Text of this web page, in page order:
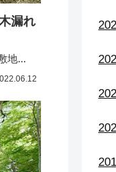
漏れ
地...